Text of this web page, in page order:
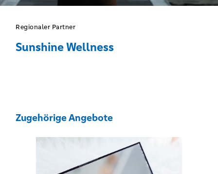
Regionaler Partner
Sunshine Wellness
Zugehörige Angebote